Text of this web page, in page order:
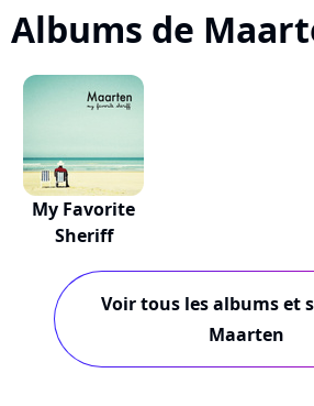
Albums de
My Favorite
Sheriff
Voir tous les albums et
Maarten